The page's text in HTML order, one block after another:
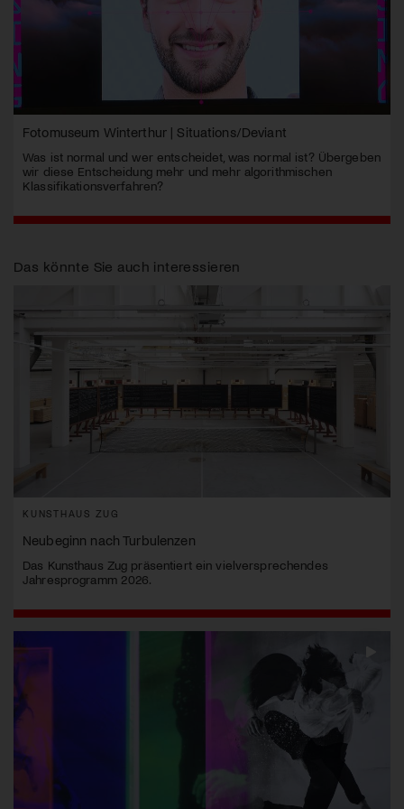
Fotomuseum Winterthur | Situations/Deviant
Was ist normal und wer entscheidet, was normal ist? Übergeben
wir diese Entscheidung mehr und mehr algorithmischen
Klassifikationsverfahren?
Das könnte Sie auch interessieren
KUNSTHAUS ZUG
Neubeginn nach Turbulenzen
Das Kunsthaus Zug präsentiert ein vielversprechendes
Jahresprogramm 2026.